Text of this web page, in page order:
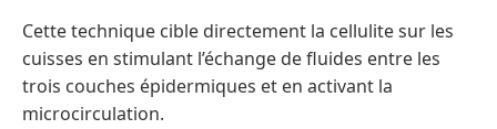
Cette technique cible directement la cellulite sur les
cuisses en stimulant l’échange de fluides entre les
trois couches épidermiques et en activant la
microcirculation.